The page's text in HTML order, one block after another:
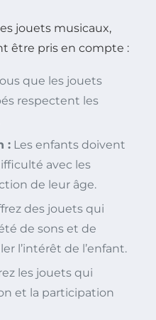
jouets musicaux,
être pris en compte :
que les jouets
respectent les
: Les enfants doivent
avec les
de leur âge.
des jouets qui
de sons et de
l’intérêt de l’enfant.
les jouets qui
et la participation